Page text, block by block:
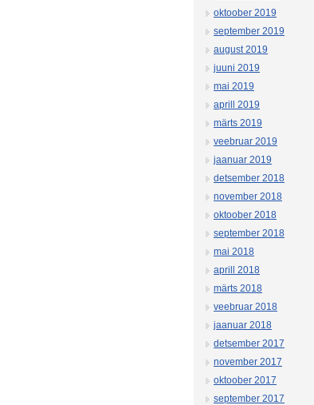
oktoober 2019
september 2019
august 2019
juuni 2019
mai 2019
aprill 2019
märts 2019
veebruar 2019
jaanuar 2019
detsember 2018
november 2018
oktoober 2018
september 2018
mai 2018
aprill 2018
märts 2018
veebruar 2018
jaanuar 2018
detsember 2017
november 2017
oktoober 2017
september 2017